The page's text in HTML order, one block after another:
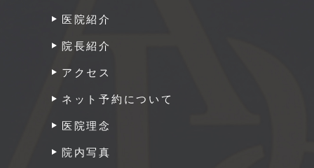
医院紹介
院長紹介
アクセス
ネット予約について
医院理念
院内写真